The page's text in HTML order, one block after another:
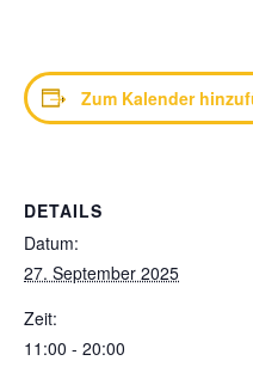
Zum Kalender
DETAILS
Datum:
27. September 2025
Zeit:
11:00 - 20:00